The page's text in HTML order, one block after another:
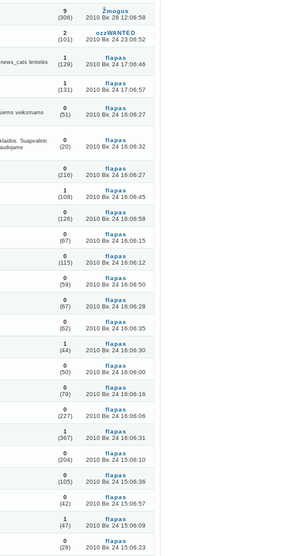
9
(306)
Žmogus
2010 Bir. 28 12:06:58
2
(101)
ozzWANTED
2010 Bir. 24 23:06:52
lentelės
1
(129)
flapas
2010 Bir. 24 17:06:46
1
(131)
flapas
2010 Bir. 24 17:06:57
veiksmams
0
(51)
flapas
2010 Bir. 24 16:06:27
Suapvalinti
0
(20)
flapas
2010 Bir. 24 16:06:32
0
(216)
flapas
2010 Bir. 24 16:06:27
1
(108)
flapas
2010 Bir. 24 16:06:45
0
(126)
flapas
2010 Bir. 24 16:06:58
0
(67)
flapas
2010 Bir. 24 16:06:15
0
(115)
flapas
2010 Bir. 24 16:06:12
0
(59)
flapas
2010 Bir. 24 16:06:50
0
(67)
flapas
2010 Bir. 24 16:06:28
0
(62)
flapas
2010 Bir. 24 16:06:35
1
(44)
flapas
2010 Bir. 24 16:06:30
0
(50)
flapas
2010 Bir. 24 16:06:00
0
(79)
flapas
2010 Bir. 24 16:06:16
0
(227)
flapas
2010 Bir. 24 16:06:06
1
(367)
flapas
2010 Bir. 24 16:06:31
0
(204)
flapas
2010 Bir. 24 15:06:10
0
(105)
flapas
2010 Bir. 24 15:06:36
0
(42)
flapas
2010 Bir. 24 15:06:57
1
(47)
flapas
2010 Bir. 24 15:06:09
0
(28)
flapas
2010 Bir. 24 15:06:23